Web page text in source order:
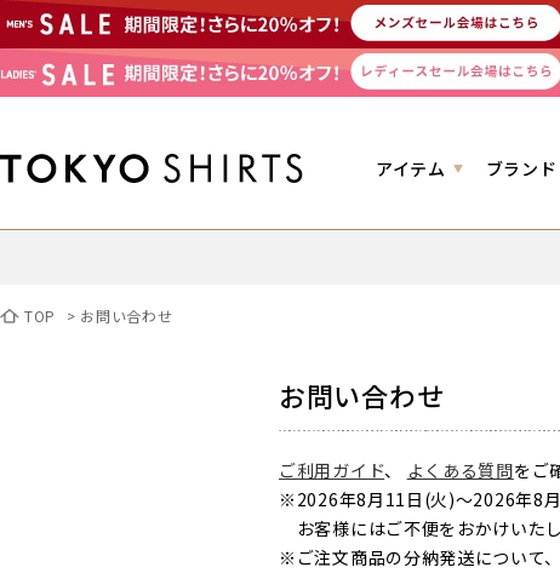
アイテム ブランド
TOP > お問い合わせ
お問い合わせ
ご利用ガイド、 よくある質問をご
※2026年8月11日(火)～2026年8月
お客様にはご不便をおかけいた
※ご注文商品の分納発送について